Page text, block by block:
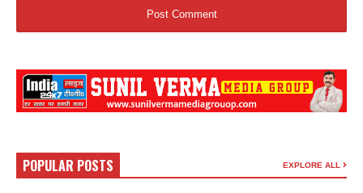
POPULAR POSTS EXPLORE ALL